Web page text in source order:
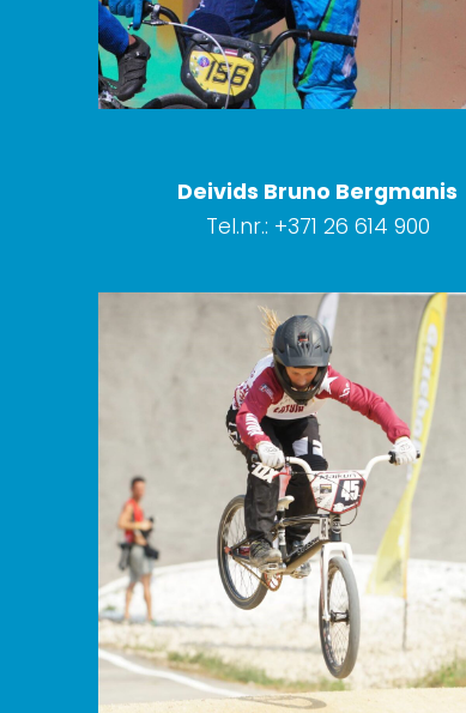
Deivids Bruno Bergmanis
Tel.nr.: +371 26 614 900